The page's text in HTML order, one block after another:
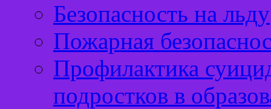
Безопасность на льду
Пожарная
Профилактика
подростков в